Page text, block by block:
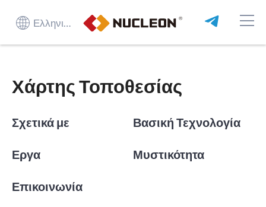
Ελληνικά
Χάρτης Τοποθεσίας
Σχετικά με Βασική Τεχνολογία
Εργα Μυστικότητα
Επικοινωνία